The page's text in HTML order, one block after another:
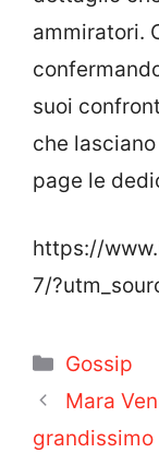
ammiratori.
suoi
che
page le
https://
7/
Categorie
Gossip
Mara
grandissimo